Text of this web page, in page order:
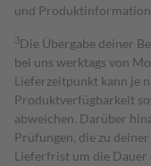
und
3Die Übergabe deiner
bei uns werktags von
Lieferzeitpunkt kann je
Produktverfügbarkeit
abweichen. Darüber
Prüfungen, die zu
Lieferfrist um die